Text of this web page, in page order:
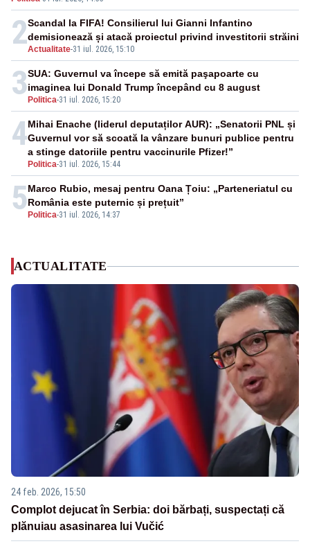
2Actualitate-31 iul. 2026, 15:10
Scandal la FIFA! Consilierul lui Gianni Infantino
demisionează și atacă proiectul privind investitorii străini
3 Politica-31 iul. 2026, 15:20
SUA: Guvernul va începe să emită paşapoarte cu
imaginea lui Donald Trump începând cu 8 august
4
Politica-31 iul. 2026, 15:44
Mihai Enache (liderul deputaților AUR): „Senatorii PNL și
Guvernul vor să scoată la vânzare bunuri publice pentru
a stinge datoriile pentru vaccinurile Pfizer!”
5 Politica-31 iul. 2026, 14:37
Marco Rubio, mesaj pentru Oana Țoiu: „Parteneriatul cu
România este puternic și prețuit”
ACTUALITATE
24 feb. 2026, 15:50
Complot dejucat în Serbia: doi bărbați, suspectați că
plănuiau asasinarea lui Vučić